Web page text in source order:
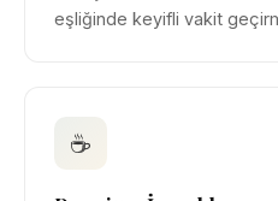
eşliğinde keyifli vakit
☕